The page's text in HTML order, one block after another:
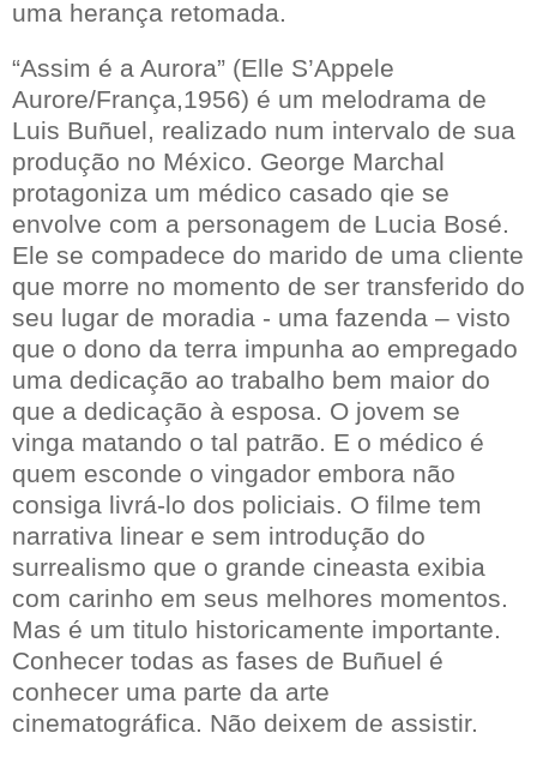
uma herança retomada.
“Assim é a Aurora” (Elle S’Appele
Aurore/França,1956) é um melodrama de
Luis Buñuel, realizado num intervalo de sua
produção no México. George Marchal
protagoniza um médico casado qie se
envolve com a personagem de Lucia Bosé.
Ele se compadece do marido de uma cliente
que morre no momento de ser transferido do
seu lugar de moradia - uma fazenda – visto
que o dono da terra impunha ao empregado
uma dedicação ao trabalho bem maior do
que a dedicação à esposa. O jovem se
vinga matando o tal patrão. E o médico é
quem esconde o vingador embora não
consiga livrá-lo dos policiais. O filme tem
narrativa linear e sem introdução do
surrealismo que o grande cineasta exibia
com carinho em seus melhores momentos.
Mas é um titulo historicamente importante.
Conhecer todas as fases de Buñuel é
conhecer uma parte da arte
cinematográfica. Não deixem de assistir.